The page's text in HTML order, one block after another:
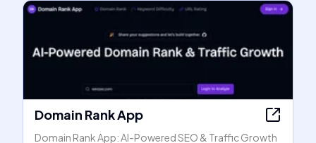
Domain Rank App
Domain Rank App: AI-Powered SEO & Traffic Growth